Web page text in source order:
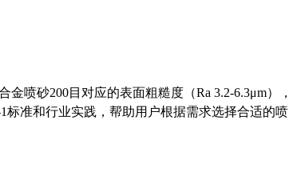
喷砂200目对应的表面粗糙度（Ra 3.2-6.3μm），
标准和行业实践，帮助用户根据需求选择合适的喷